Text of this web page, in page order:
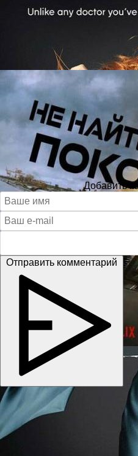
Добавить
Отправить комментарий
Copyright © 2026 kino-